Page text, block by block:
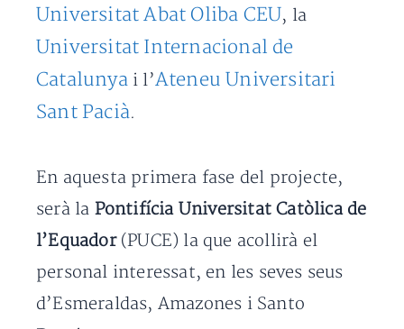
Universitat Abat Oliba CEU, la
Universitat Internacional de
Catalunyai l’Ateneu Universitari
Sant Pacià.
En aquesta primera fase del projecte,
serà la Pontifícia Universitat Catòlica de
l’Equador(PUCE) la que acollirà el
personal interessat, en les seves seus
d’Esmeraldas, Amazones i Santo